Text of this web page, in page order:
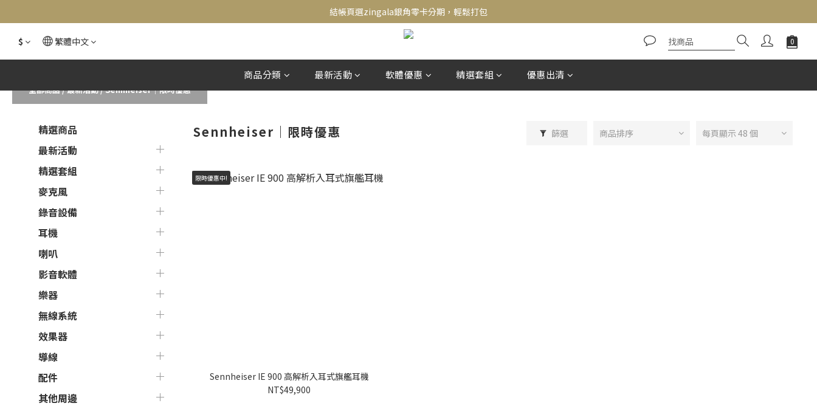
新會員送500！滿額最高回饋2000，刷卡最高12期零利率，馬上了解👉
結帳頁選zingala銀角零卡分期，輕鬆打包
新會員送500！滿額最高回饋2000，刷卡最高12期零利率，馬上了解👉
$ 繁體中文
商品分類 最新活動 軟體優惠 精選套組 優惠出清
全部商品/最新活動/Sennheiser｜限時優惠
精選商品
最新活動
精選套組
麥克風
錄音設備
耳機
喇叭
影音軟體
樂器
無線系統
效果器
導線
配件
其他周邊
Sennheiser｜限時優惠 篩選 商品排序 每頁顯示 48 個
限時優惠中!
Sennheiser IE 900 高解析入耳式旗艦耳機
NT$49,900